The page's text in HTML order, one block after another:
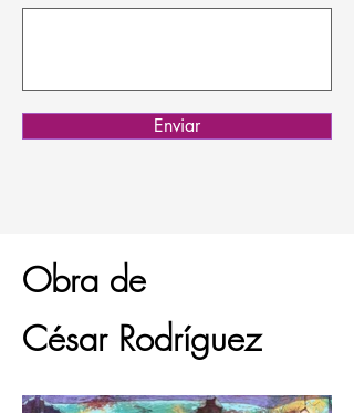
Enviar
Obra de
César Rodríguez